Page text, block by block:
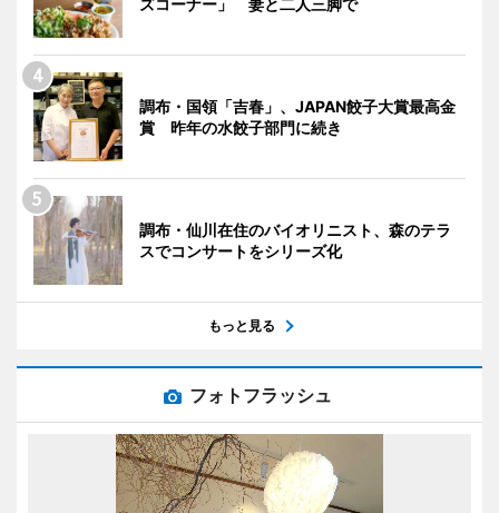
調布・国領「吉春」、JAPAN餃子大賞最高金
賞 昨年の水餃子部門に続き
調布・仙川在住のバイオリニスト、森のテラ
スでコンサートをシリーズ化
もっと見る
フォトフラッシュ